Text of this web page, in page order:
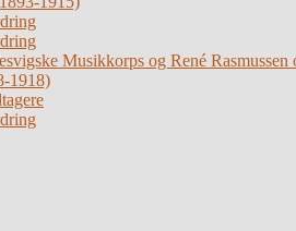
Musikkorps og René
1918)